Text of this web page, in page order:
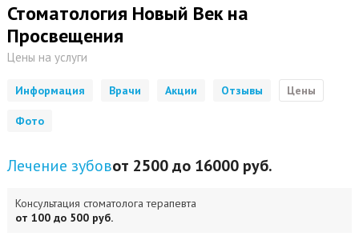
Стоматология Новый Век на
Просвещения
Цены на услуги
Информация Врачи Акции Отзывы Цены
Фото
Лечение зубовот 2500 до 16000 руб.
Консультация стоматолога терапевта
от 100 до 500 руб.